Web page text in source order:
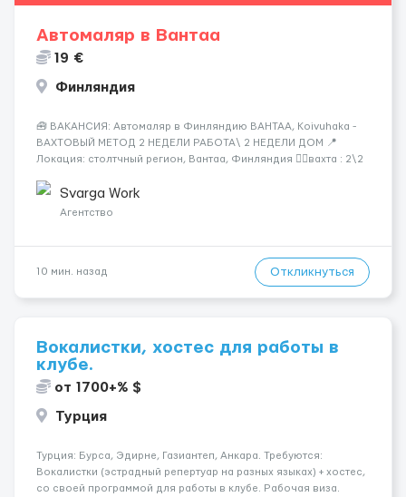
Автомаляр в Вантаа
19 €
Финляндия
🧰 ВАКАНСИЯ: Автомаляр в Финляндию ВАНТАА, Koivuhaka -
ВАХТОВЫЙ МЕТОД 2 НЕДЕЛИ РАБОТА\ 2 НЕДЕЛИ ДОМ 📍
Локация: столтчный регион, Вантаа, Финляндия 👌🏻вахта : 2\2
час брутто 🏠 Жильё: предоставляется БЕСПЛАТНО 📞
Контакт: +3725672...
Svarga Work
Агентство
10 мин. назад Откликнуться
Вокалистки, хостес для работы в
клубе.
от 1700+% $
Турция
Турция: Бурса, Эдирне, Газиантеп, Анкара. Требуются:
Вокалистки (эстрадный репертуар на разных языках) + хостеc,
со своей программой для работы в клубе. Рабочая виза.